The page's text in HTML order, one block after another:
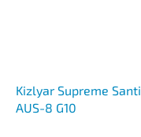
Kizlyar Supreme Santi
AUS-8 G10